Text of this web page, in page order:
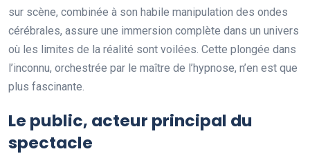
sur scène, combinée à son habile manipulation des ondes
cérébrales, assure une immersion complète dans un univers
où les limites de la réalité sont voilées. Cette plongée dans
l’inconnu, orchestrée par le maître de l’hypnose, n’en est que
plus fascinante.
Le public, acteur principal du
spectacle